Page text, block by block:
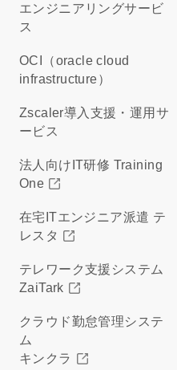
エンジニアリングサービ
ス
OCI（oracle cloud
infrastructure）
Zscaler導入支援・運用サ
ービス
法人向けIT研修 Training
One
在宅ITエンジニア派遣 テ
レスタ
テレワーク支援システム
ZaiTark
クラウド勤怠管理システ
ム
キンクラ